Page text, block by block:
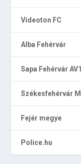
Videoton FC
Alba Fehérvár
Sapa Fehérvár
Székesfehérvár
Fejér megye
Police.hu